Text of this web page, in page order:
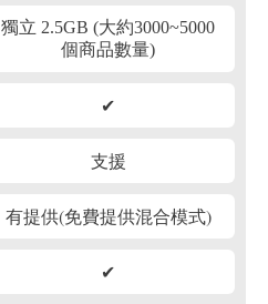
獨立 2.5GB (大約3000~5000
個商品數量)
✔
支援
有提供(免費提供混合模式)
✔